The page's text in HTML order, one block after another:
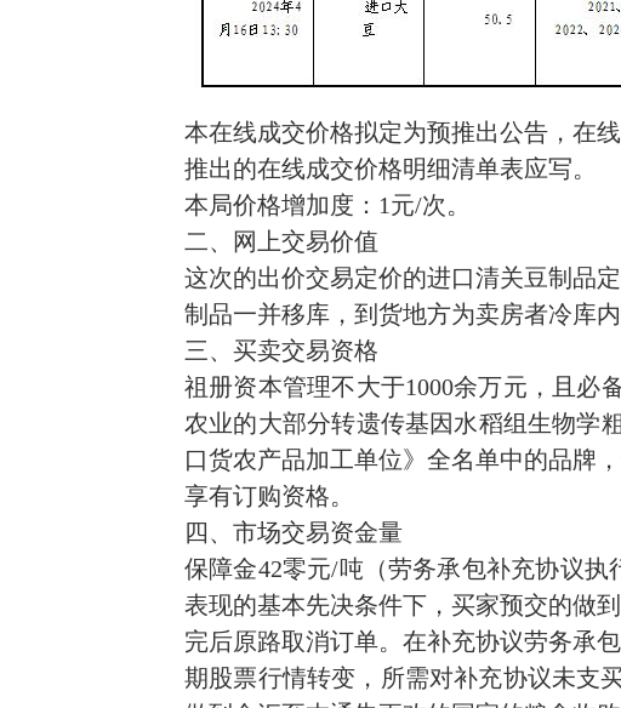
本在线成交价格拟定为预推出公告，在
推出的在线成交价格明细清单表应写。
本局价格增加度：1元/次。
二、网上交易价值
这次的出价交易定价的进口清关豆制品
制品一并移库，到货地方为卖房者冷库
三、买卖交易资格
祖册资本管理不大于1000余万元，且必
农业的大部分转遗传基因水稻组生物学
口货农产品加工单位》 全名单中的品牌
享有订购资格。
四、市场交易资金量
保障金42零元/吨（劳务承包补充协议
表现的基本先决条件下，买家预交的做
完后原路取消订单。在补充协议劳务承
期股票行情转变，所需对补充协议未支